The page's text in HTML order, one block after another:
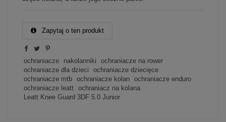
Zapytaj o ten produkt
ochraniacze nakolanniki
ochraniacze na rower
ochraniacze dla dzieci
ochraniacze dziecięce
ochraniacze mtb
ochraniacze kolan
ochraniacze enduro
ochraniacze leatt
ochraniacz na kolana
Leatt Knee Guard 3DF 5.0 Junior